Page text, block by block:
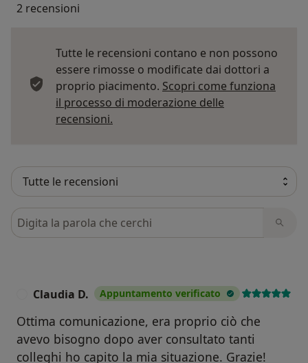
2 recensioni
Tutte le recensioni contano e non possono
essere rimosse o modificate dai dottori a
proprio piacimento. Scopri come funziona
il processo di moderazione delle
recensioni.
Cerca nelle recensioni
Claudia D. Appuntamento verificato
Ottima comunicazione, era proprio ciò che
avevo bisogno dopo aver consultato tanti
colleghi ho capito la mia situazione. Grazie!